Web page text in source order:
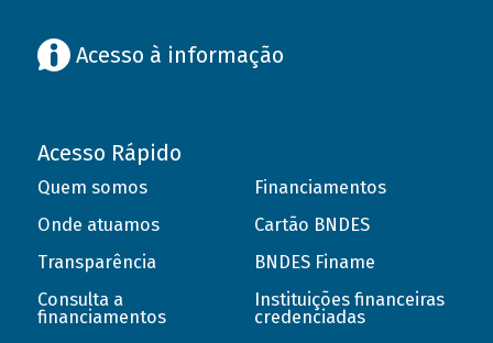
Acesso à informação
Acesso Rápido
Quem somos
Onde atuamos
Transparência
Consulta a
financiamentos
Financiamentos
Cartão BNDES
BNDES Finame
Instituições financeiras
credenciadas